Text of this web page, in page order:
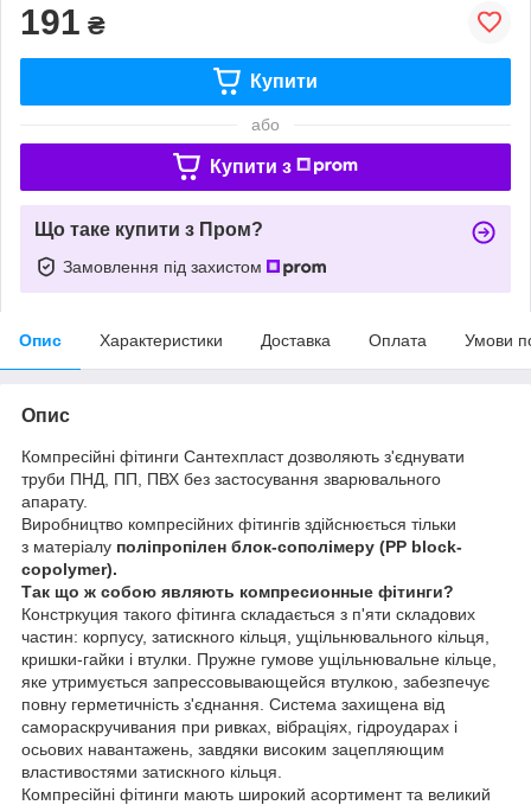
191 ₴
Купити
або
Купити з
Що таке купити з Пром?
Замовлення під захистом
Опис Характеристики Доставка Оплата Умови
Опис
Компресійні фітинги Сантехпласт дозволяють з'єднувати
труби ПНД, ПП, ПВХ без застосування зварювального
апарату.
Виробництво компресійних фітингів здійснюється тільки
з матеріалу поліпропілен блок-сополімеру (PP block-
copolymer).
Так що ж собою являють компресионные фітинги?
Констркуция такого фітинга складається з п'яти складових
частин: корпусу, затискного кільця, ущільнювального кільця,
кришки-гайки і втулки. Пружне гумове ущільнювальне кільце,
яке утримується запрессовывающейся втулкою, забезпечує
повну герметичність з'єднання. Система захищена від
самораскручивания при ривках, вібраціях, гідроударах і
осьових навантажень, завдяки високим зацепляющим
властивостями затискного кільця.
Компресійні фітинги мають широкий асортимент та великий